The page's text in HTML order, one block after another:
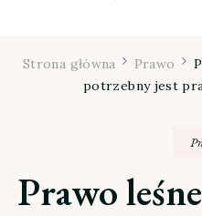
Strona główna Prawo
potrzebny jest
Prawo